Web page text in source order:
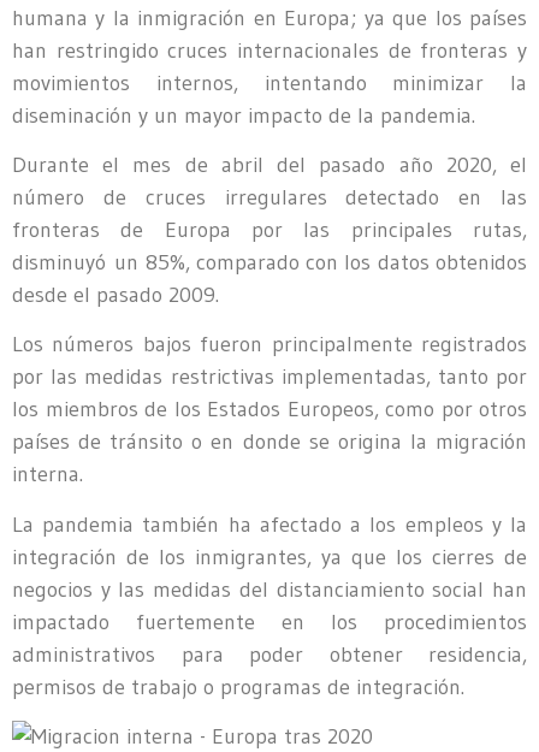
humana y la inmigración en Europa; ya que los países
han restringido cruces internacionales de fronteras y
movimientos internos, intentando minimizar la
diseminación y un mayor impacto de la pandemia.
Durante el mes de abril del pasado año 2020, el
número de cruces irregulares detectado en las
fronteras de Europa por las principales rutas,
disminuyó un 85%, comparado con los datos obtenidos
desde el pasado 2009.
Los números bajos fueron principalmente registrados
por las medidas restrictivas implementadas, tanto por
los miembros de los Estados Europeos, como por otros
países de tránsito o en donde se origina la migración
interna.
La pandemia también ha afectado a los empleos y la
integración de los inmigrantes, ya que los cierres de
negocios y las medidas del distanciamiento social han
impactado fuertemente en los procedimientos
administrativos para poder obtener residencia,
permisos de trabajo o programas de integración.